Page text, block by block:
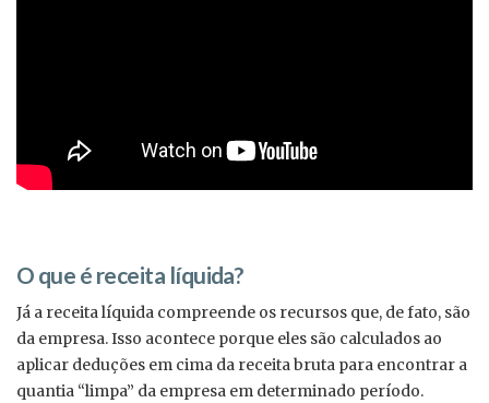
O que é receita líquida?
Já a receita líquida compreende os recursos que, de fato, são
da empresa. Isso acontece porque eles são calculados ao
aplicar deduções em cima da receita bruta para encontrar a
quantia “limpa” da empresa em determinado período.